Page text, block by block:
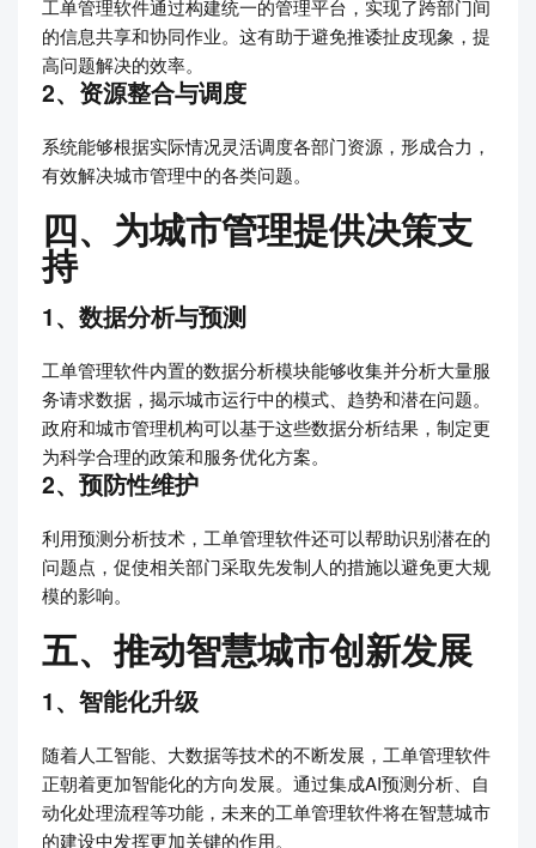
工单管理软件通过构建统一的管理平台，实现了跨部门间
的信息共享和协同作业。这有助于避免推诿扯皮现象，提
高问题解决的效率。
2、资源整合与调度
系统能够根据实际情况灵活调度各部门资源，形成合力，
有效解决城市管理中的各类问题。
四、为城市管理提供决策支
持
1、数据分析与预测
工单管理软件内置的数据分析模块能够收集并分析大量服
务请求数据，揭示城市运行中的模式、趋势和潜在问题。
政府和城市管理机构可以基于这些数据分析结果，制定更
为科学合理的政策和服务优化方案。
2、预防性维护
利用预测分析技术，工单管理软件还可以帮助识别潜在的
问题点，促使相关部门采取先发制人的措施以避免更大规
模的影响。
五、推动智慧城市创新发展
1、智能化升级
随着人工智能、大数据等技术的不断发展，工单管理软件
正朝着更加智能化的方向发展。通过集成AI预测分析、自
动化处理流程等功能，未来的工单管理软件将在智慧城市
的建设中发挥更加关键的作用。